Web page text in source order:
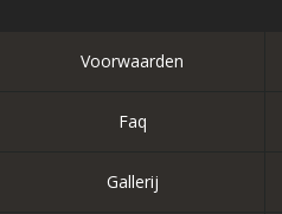
Voorwaarden
Faq
Gallerij